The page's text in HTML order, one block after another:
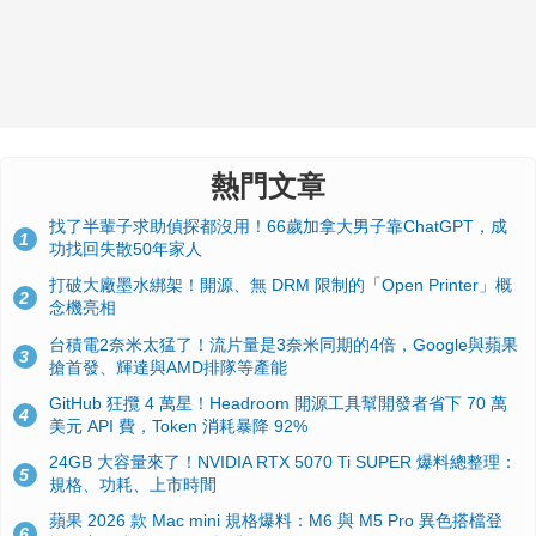
熱門文章
1
找了半輩子求助偵探都沒用！66歲加拿大男子靠ChatGPT，成
功找回失散50年家人
2
打破大廠墨水綁架！開源、無 DRM 限制的「Open Printer」概
念機亮相
3
台積電2奈米太猛了！流片量是3奈米同期的4倍，Google與蘋果
搶首發、輝達與AMD排隊等產能
4
GitHub 狂攬 4 萬星！Headroom 開源工具幫開發者省下 70 萬
美元 API 費，Token 消耗暴降 92%
5
24GB 大容量來了！NVIDIA RTX 5070 Ti SUPER 爆料總整理：
規格、功耗、上市時間
蘋果 2026 款 Mac mini 規格爆料：M6 與 M5 Pro 異色搭檔登